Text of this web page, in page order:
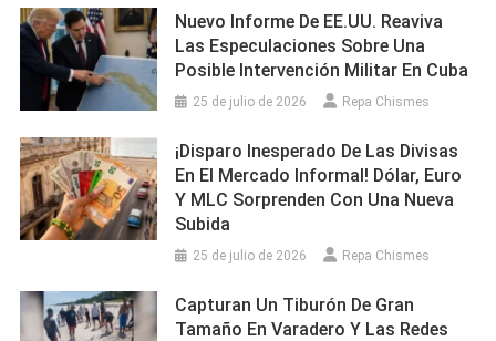
Nuevo Informe De EE.UU. Reaviva
Las Especulaciones Sobre Una
Posible Intervención Militar En Cuba
25 de julio de 2026 Repa Chismes
¡Disparo Inesperado De Las Divisas
En El Mercado Informal! Dólar, Euro
Y MLC Sorprenden Con Una Nueva
Subida
25 de julio de 2026 Repa Chismes
Capturan Un Tiburón De Gran
Tamaño En Varadero Y Las Redes